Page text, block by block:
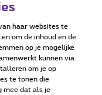
statement
haar websites te
om de inhoud en de
op je mogelijke
kunnen via
om je op
te tonen die
mee dat als je